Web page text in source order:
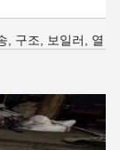
, 구조, 보일러, 열